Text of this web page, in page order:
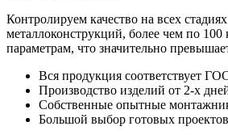
Контролируем качество на всех
металлоконструкций, более чем по 100
параметрам, что значительно
Вся продукция соответствует
Производство изделий от 2-х
Собственные опытные
Большой выбор готовых проектов